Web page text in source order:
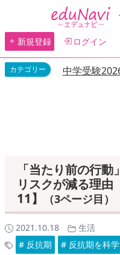
新規登録 ログイン
中学受験
「当たり前の行
リスクが減る理由
11】
（3ページ目）
2021.10.18
生活
# 反抗期
# 反抗期を科